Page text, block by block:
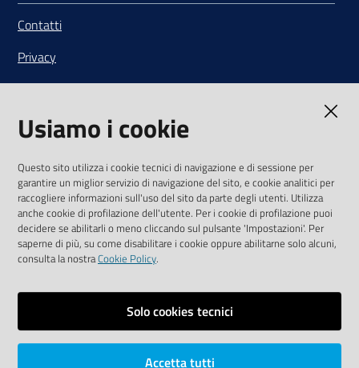
Contatti
Privacy
Note legali
Media Policy
SEGUICI SU
YoutubeTwitterLinkedinFacebookInstagram
Vai alla pagina
Area riservata
Usiamo i cookie
Questo sito utilizza i cookie tecnici di navigazione e di sessione per
garantire un miglior servizio di navigazione del sito, e cookie analitici per
raccogliere informazioni sull'uso del sito da parte degli utenti. Utilizza
anche cookie di profilazione dell'utente. Per i cookie di profilazione puoi
decidere se abilitarli o meno cliccando sul pulsante 'Impostazioni'. Per
saperne di più, su come disabilitare i cookie oppure abilitarne solo alcuni,
consulta la nostraCookie Policy.
Solo cookies tecnici
Accetta tutti